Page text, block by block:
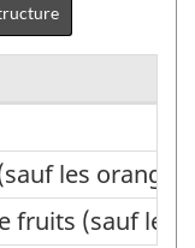
les
les oranges)
fruits (sauf
fruits (sauf les